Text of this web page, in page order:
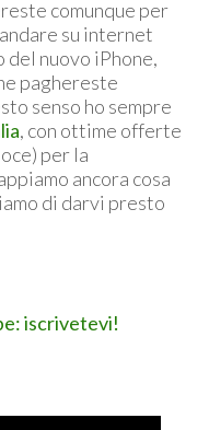
comunque per
su internet
nuovo iPhone,
paghereste
senso ho sempre
, con ottime offerte
per la
ancora cosa
di darvi presto
iscrivetevi!